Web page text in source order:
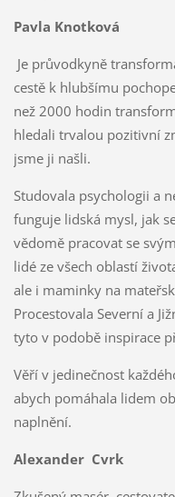
Pavla Knotková
Je průvodkyně
cestě k hlubšímu
než 2000 hodin
hledali trvalou pozitivní
jsme ji našli.
Studovala psychologii a
funguje lidská mysl, jak
vědomě pracovat se
lidé ze všech oblastí
ale i maminky na
Procestovala Severní a
tyto v podobě inspirace
Věří v jedinečnost
abych pomáhala lidem
naplnění.
Alexander Cvrk